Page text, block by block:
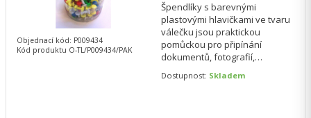
Špendlíky s barevnými
plastovými hlavičkami ve tvaru
válečku jsou praktickou
pomůckou pro připínání
dokumentů, fotografií,
korkové nástěnky. Díky
Dostupnost: Skladem
Objednací kód: P009434
Kód produktu O-TL/P009434/PAK